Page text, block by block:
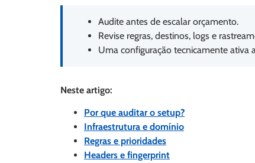
Audite antes de escalar orçamento.
Revise regras, destinos, logs e
Uma configuração tecnicamente
Neste artigo:
Por que auditar o setup?
Infraestrutura e domínio
Regras e prioridades
Headers e fingerprint